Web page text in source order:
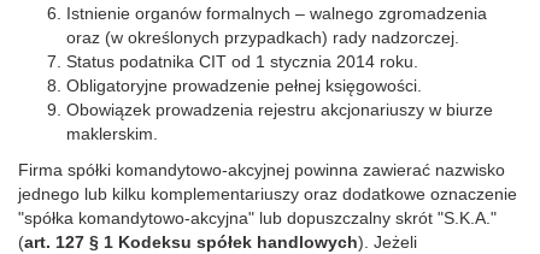
Istnienie organów formalnych – walnego zgromadzenia
oraz (w określonych przypadkach) rady nadzorczej.
Status podatnika CIT od 1 stycznia 2014 roku.
Obligatoryjne prowadzenie pełnej księgowości.
Obowiązek prowadzenia rejestru akcjonariuszy w biurze
maklerskim.
Firma spółki komandytowo-akcyjnej powinna zawierać nazwisko
jednego lub kilku komplementariuszy oraz dodatkowe oznaczenie
"spółka komandytowo-akcyjna" lub dopuszczalny skrót "S.K.A."
(art. 127 § 1 Kodeksu spółek handlowych). Jeżeli